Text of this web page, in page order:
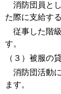
消防団員と
た際に支給す
従事した階
す。
（３）被服の
消防団活動
ます。